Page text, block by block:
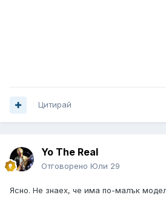
Цитирай
Yo The Real
Отговорено Юли 29
Ясно. Не знаех, че има по-малък